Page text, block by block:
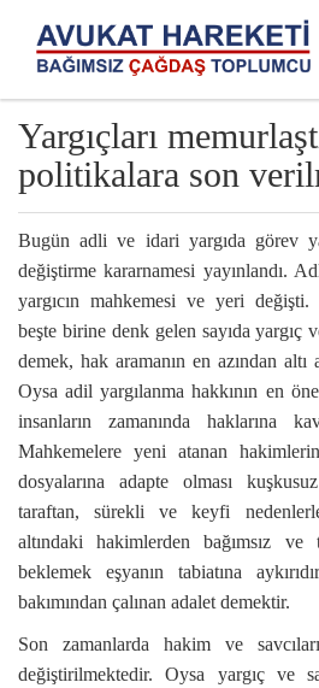
Yargıçları
politikalara son
Bugün adli ve idari yargıda görev
değiştirme kararnamesi yayınlandı.
yargıcın mahkemesi ve yeri
beşte birine denk gelen sayıda yargıç
demek, hak aramanın en azından altı
Oysa adil yargılanma hakkının en
insanların zamanında haklarına
Mahkemelere yeni atanan
dosyalarına adapte olması
taraftan, sürekli ve keyfi
altındaki hakimlerden bağımsız ve
beklemek eşyanın tabiatına
bakımından çalınan adalet demektir.
Son zamanlarda hakim ve
değiştirilmektedir. Oysa yargıç ve